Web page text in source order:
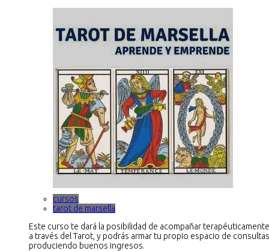
cursos
tarot de marsella
Este curso te dará la posibilidad de acompañar
a través del Tarot, y podrás armar tu propio espacio de
produciendo buenos ingresos.